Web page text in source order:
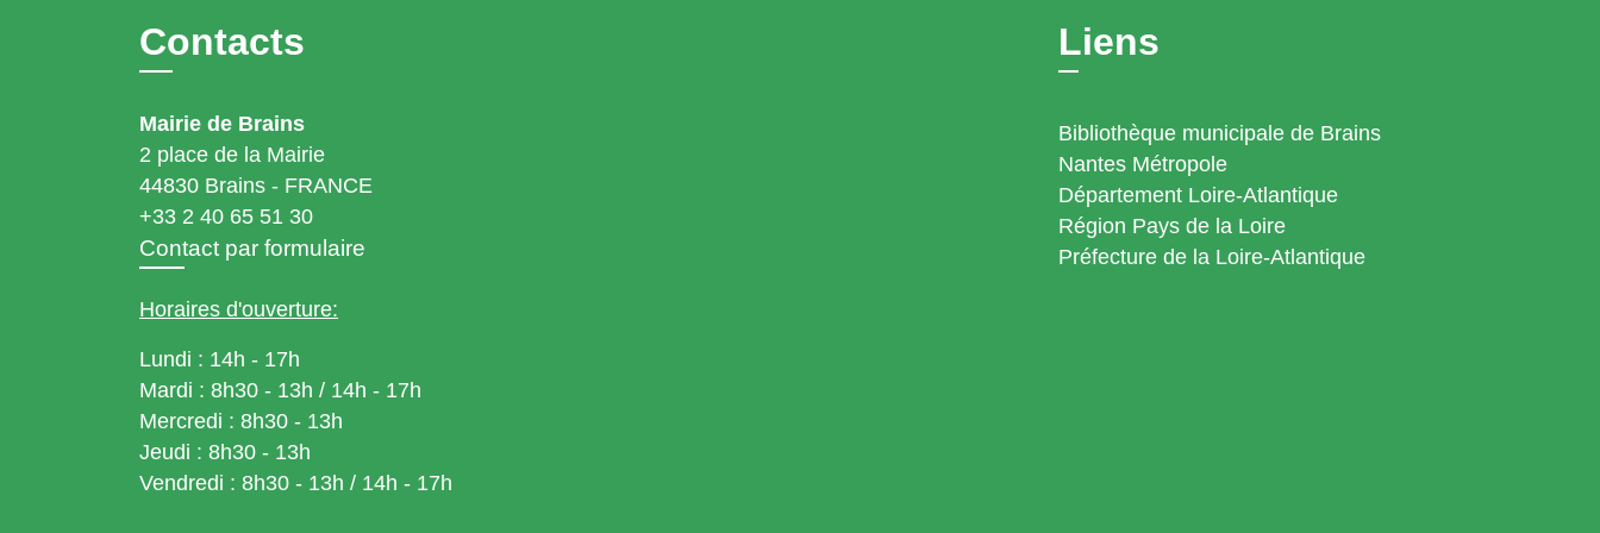
Contacts
Mairie de Brains
2 place de la Mairie
44830 Brains - FRANCE
+33 2 40 65 51 30
Contact par formulaire
Horaires d'ouverture:
Lundi : 14h - 17h
Mardi : 8h30 - 13h / 14h - 17h
Mercredi : 8h30 - 13h
Jeudi : 8h30 - 13h
Vendredi : 8h30 - 13h / 14h - 17h
Liens
Bibliothèque municipale de Brains
Nantes Métropole
Département Loire-Atlantique
Région Pays de la Loire
Préfecture de la Loire-Atlantique